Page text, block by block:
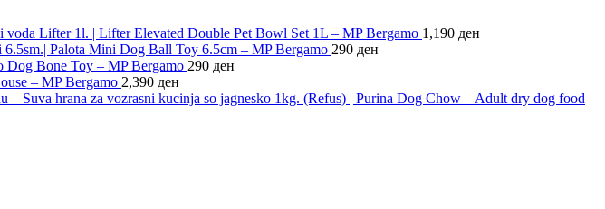
Lifter 1l. | Lifter Elevated Double Pet Bowl Set 1L – MP Bergamo 1,190 ден
Palota Mini Dog Ball Toy 6.5cm – MP Bergamo 290 ден
Dog Bone Toy – MP Bergamo 290 ден
– MP Bergamo 2,390 ден
Suva hrana za vozrasni kucinja so jagnesko 1kg. (Refus) | Purina Dog Chow – Adult dry dog food